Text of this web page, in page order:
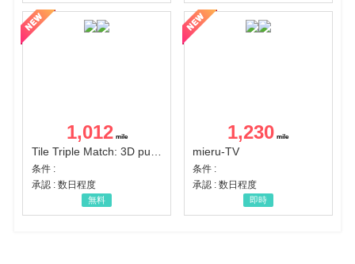
1,012
条件 :
承認 : 数日程度
無料
1,230
mieru-TV
条件 :
承認 : 数日程度
即時